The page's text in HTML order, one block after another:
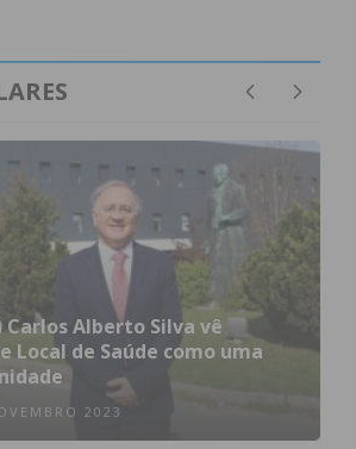
Carlos Alberto Silva vê
Local de Saúde como uma
2023